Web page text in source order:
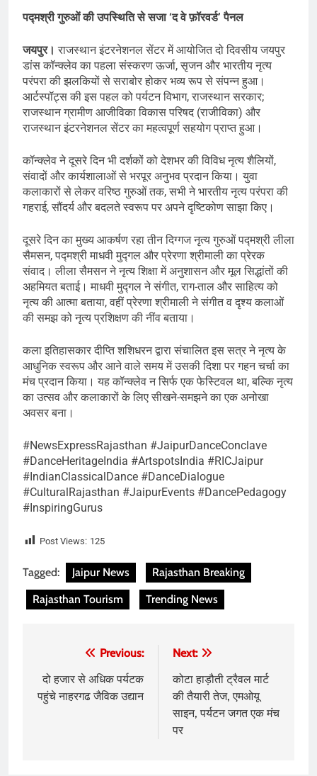
पद्मश्री गुरुओं की उपस्थिति से सजा ‘द वे फ़ॉरवर्ड’ पैनल
जयपुर।राजस्थान इंटरनेशनल सेंटर में आयोजित दो दिवसीय जयपुर
डांस कॉन्क्लेव का पहला संस्करण ऊर्जा, सृजन और भारतीय नृत्य
परंपरा की झलकियों से सराबोर होकर भव्य रूप से संपन्न हुआ।
आर्टस्पॉट्स की इस पहल को पर्यटन विभाग, राजस्थान सरकार;
राजस्थान ग्रामीण आजीविका विकास परिषद (राजीविका) और
राजस्थान इंटरनेशनल सेंटर का महत्वपूर्ण सहयोग प्राप्त हुआ।
कॉन्क्लेव ने दूसरे दिन भी दर्शकों को देशभर की विविध नृत्य शैलियों,
संवादों और कार्यशालाओं से भरपूर अनुभव प्रदान किया। युवा
कलाकारों से लेकर वरिष्ठ गुरुओं तक, सभी ने भारतीय नृत्य परंपरा की
गहराई, सौंदर्य और बदलते स्वरूप पर अपने दृष्टिकोण साझा किए।
दूसरे दिन का मुख्य आकर्षण रहा तीन दिग्गज नृत्य गुरुओं पद्मश्री लीला
सैमसन, पद्मश्री माधवी मुद्गल और प्रेरणा श्रीमाली का प्रेरक
संवाद। लीला सैमसन ने नृत्य शिक्षा में अनुशासन और मूल सिद्धांतों की
अहमियत बताई। माधवी मुद्गल ने संगीत, राग-ताल और साहित्य को
नृत्य की आत्मा बताया, वहीं प्रेरणा श्रीमाली ने संगीत व दृश्य कलाओं
की समझ को नृत्य प्रशिक्षण की नींव बताया।
कला इतिहासकार दीप्ति शशिधरन द्वारा संचालित इस सत्र ने नृत्य के
आधुनिक स्वरूप और आने वाले समय में उसकी दिशा पर गहन चर्चा का
मंच प्रदान किया। यह कॉन्क्लेव न सिर्फ एक फेस्टिवल था, बल्कि नृत्य
का उत्सव और कलाकारों के लिए सीखने-समझने का एक अनोखा
अवसर बना।
#NewsExpressRajasthan #JaipurDanceConclave
#DanceHeritageIndia #ArtspotsIndia #RICJaipur
#IndianClassicalDance #DanceDialogue
#CulturalRajasthan #JaipurEvents #DancePedagogy
#InspiringGurus
Post Views: 125
Tagged: Jaipur News
Rajasthan Breaking
Rajasthan Tourism
Trending News
navigation
Previous:
दो हजार से अधिक पर्यटक
पहुंचे नाहरगढ जैविक उद्यान
Next:
कोटा हाड़ौती ट्रैवल मार्ट
की तैयारी तेज, एमओयू
साइन, पर्यटन जगत एक मंच
पर